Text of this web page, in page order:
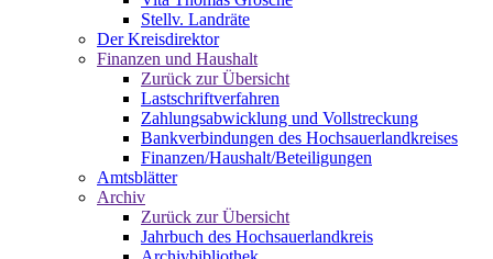
Stellv. Landräte
Der Kreisdirektor
Finanzen und Haushalt
Zurück zur Übersicht
Lastschriftverfahren
Zahlungsabwicklung und Vollstreckung
Bankverbindungen des Hochsauerlandkreises
Finanzen/Haushalt/Beteiligungen
Amtsblätter
Archiv
Zurück zur Übersicht
Jahrbuch des Hochsauerlandkreis